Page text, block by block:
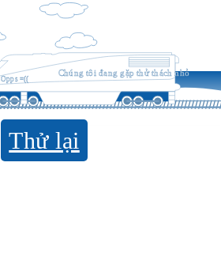
Opps =((
Chúng tôi đang gặp thử thách nhỏ
Thử lại